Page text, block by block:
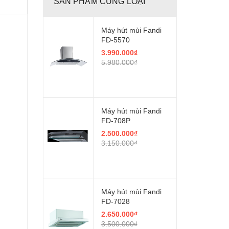
Máy hút mùi Fandi
FD-5570
3.990.000₫
5.980.000₫
Máy hút mùi Fandi
FD-708P
2.500.000₫
3.150.000₫
Máy hút mùi Fandi
FD-7028
2.650.000₫
3.500.000₫